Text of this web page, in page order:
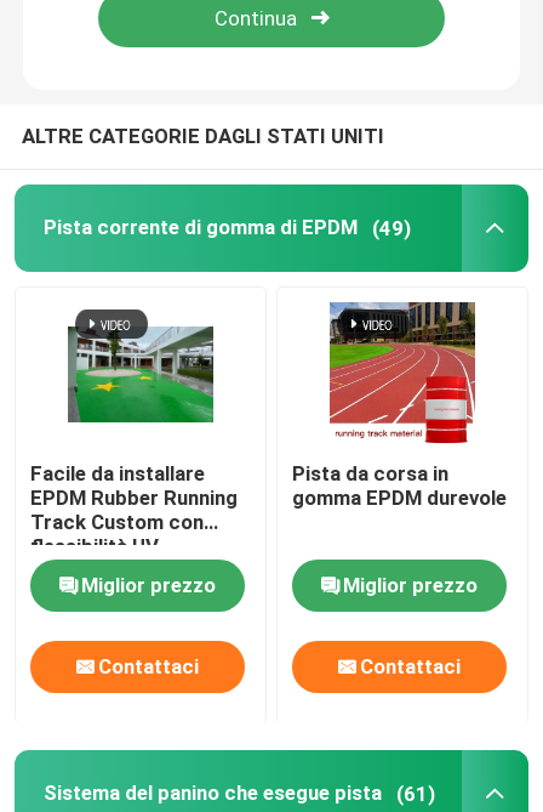
Pavimentazione acrilica di sport
Accessori artificiali del prato inglese
Pavimentazione di sport del PVC
Pavimentazione di collegamento di pallacanestro
pista di corsa ibrida
Sport argilla rossa
ALTRE CATEGORIE DAGLI STATI UNITI
Pista corrente di gomma di EPDM (49)
Facile da installare
EPDM Rubber Running
Track Custom con
flessibilità UV
Miglior prezzo
Contattaci
Pista da corsa in
gomma EPDM durevole
Miglior prezzo
Contattaci
Sistema del panino che esegue pista (61)